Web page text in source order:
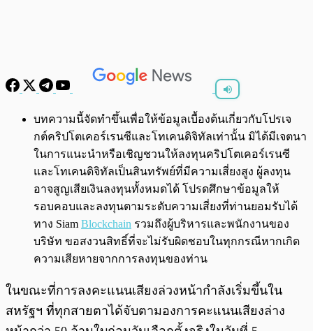
พร้อมเล่น 0:00/0:00
บทความนี้จัดทำขึ้นเพื่อให้ข้อมูลเบื้องต้นเกี่ยวกับโปรเจ
กต์คริปโตเคอร์เรนซีและโทเคนดิจิทัลเท่านั้น มิได้มีเจตนา
ในการแนะนำหรือเชิญชวนให้ลงทุนคริปโตเคอร์เรนซี
และโทเคนดิจิทัลเป็นสินทรัพย์ที่มีความเสี่ยงสูง ผู้ลงทุน
อาจสูญเสียเงินลงทุนทั้งหมดได้ โปรดศึกษาข้อมูลให้
รอบคอบและลงทุนตามระดับความเสี่ยงที่ท่านยอมรับได้
ทาง Siam Blockchain รวมถึงผู้บริหารและพนักงานของ
บริษัท ขอสงวนสิทธิ์ที่จะไม่รับผิดชอบในทุกกรณีหากเกิด
ความเสียหายจากการลงทุนของท่าน
ในขณะที่การลงคะแนนเสียงล่วงหน้ากำลังเริ่มขึ้นใน
สหรัฐฯ ที่ทุกสายตาได้จับตามองการคะแนนเสียงล่าง